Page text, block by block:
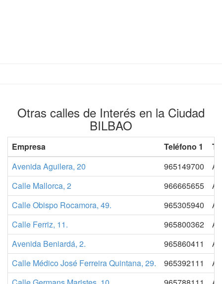
Otras calles de Interés en la Ciudad
BILBAO
Empresa Teléfono 1
Avenida Aguilera, 20
965149700
Calle Mallorca, 2
966665655
Calle Obispo Rocamora, 49.
965305940
Calle Ferriz, 11.
965800362
Avenida Beniardá, 2.
965860411
Calle Médico José Ferreira Quintana, 29.
965392111